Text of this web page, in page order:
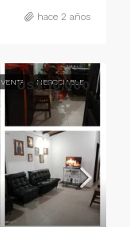
hace 2 años
VENTA NEGOCIABLE
US$ 10,000